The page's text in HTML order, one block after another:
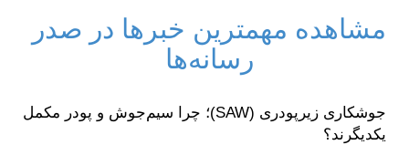
مشاهده مهمترین خبرها در صدر
رسانه‌ها
جوشکاری زیرپودری (SAW)؛ چرا سیم‌جوش و پودر مکمل
یکدیگرند؟